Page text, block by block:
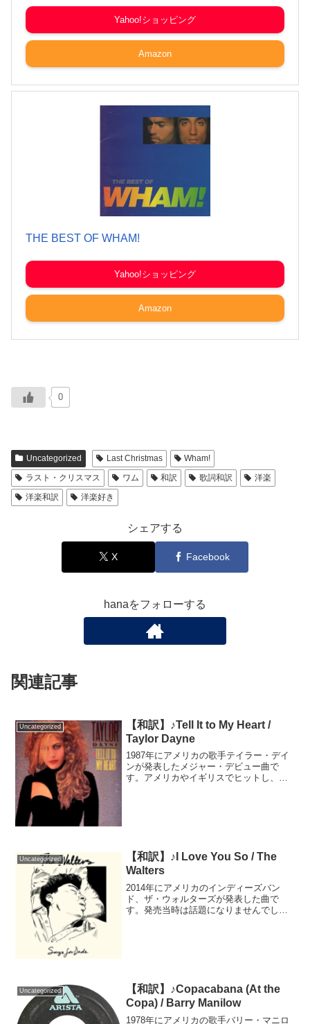
Yahoo!ショッピング
Amazon
THE BEST OF WHAM!
Yahoo!ショッピング
Amazon
0
Uncategorized Last Christmas
Wham!
ラスト・クリスマス
ワム 和訳 歌詞和訳
洋楽
洋楽和訳
洋楽好き
シェアする
X Facebook
hanaをフォローする
関連記事
Uncategorized
【和訳】♪Tell It to My Heart /
Taylor Dayne
1987年にアメリカの歌手テイラー・デイ
ンが発表したメジャー・デビュー曲で
す。アメリカやイギリスでヒットし、グ
Uncategorized
【和訳】♪I Love You So / The
Walters
2014年にアメリカのインディーズバン
ド、ザ・ウォルターズが発表した曲で
す。発売当時は話題になりませんでした
Uncategorized
【和訳】♪Copacabana (At the
Copa) / Barry Manilow
1978年にアメリカの歌手バリー・マニロ